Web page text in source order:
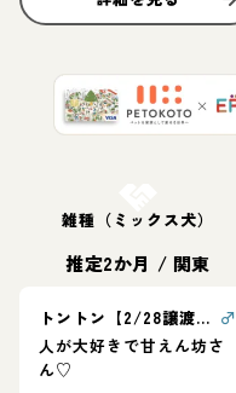
雑種（ミックス犬）
推定2か月 / 関東
トントン【2/28譲渡会！】 ♂
人が大好きで甘えん坊さ
ん♡